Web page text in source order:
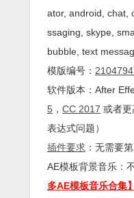
ator, android, chat,
ssaging, skype,
bubble, text
模版编号：
软件版本： After
5 ， CC 2017 或者
表达式问题）
插件要求 ：无需要
AE模板背景音乐：
多AE模板音乐合集】